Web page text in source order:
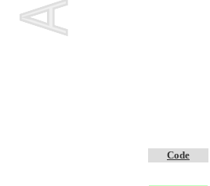
Code